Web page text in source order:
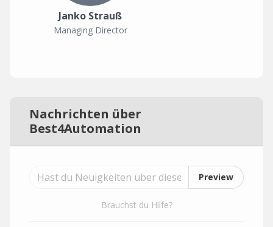
Janko Strauß
Managing Director
Nachrichten über
Best4Automation
Preview
Brauchst du Hilfe?